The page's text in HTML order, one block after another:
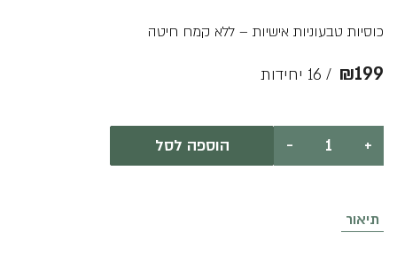
כוסיות טבעוניות אישיות – ללא קמח חיטה
/ 16 יחידות ₪199
-
כמות
כוסיות
+ הוספה לסל
תיאור